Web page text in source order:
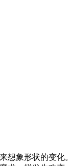
想象形状的变化